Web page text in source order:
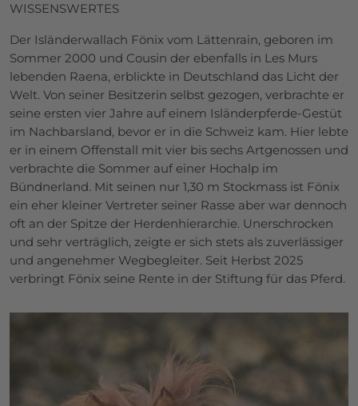
WISSENSWERTES
Der Isländerwallach Fönix vom Lättenrain, geboren im
Sommer 2000 und Cousin der ebenfalls in Les Murs
lebenden Raena, erblickte in Deutschland das Licht der
Welt. Von seiner Besitzerin selbst gezogen, verbrachte er
seine ersten vier Jahre auf einem Isländerpferde-Gestüt
im Nachbarsland, bevor er in die Schweiz kam. Hier lebte
er in einem Offenstall mit vier bis sechs Artgenossen und
verbrachte die Sommer auf einer Hochalp im
Bündnerland. Mit seinen nur 1,30 m Stockmass ist Fönix
ein eher kleiner Vertreter seiner Rasse aber war dennoch
oft an der Spitze der Herdenhierarchie. Unerschrocken
und sehr verträglich, zeigte er sich stets als zuverlässiger
und angenehmer Wegbegleiter. Seit Herbst 2025
verbringt Fönix seine Rente in der Stiftung für das Pferd.